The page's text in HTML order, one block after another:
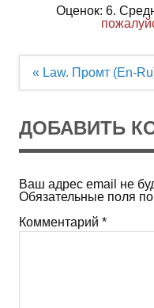
Оценок: 6.
Навигация
« Law. Промт (En-
ДОБАВИТЬ
Ваш адрес email не
Обязательные поля
Комментарий *